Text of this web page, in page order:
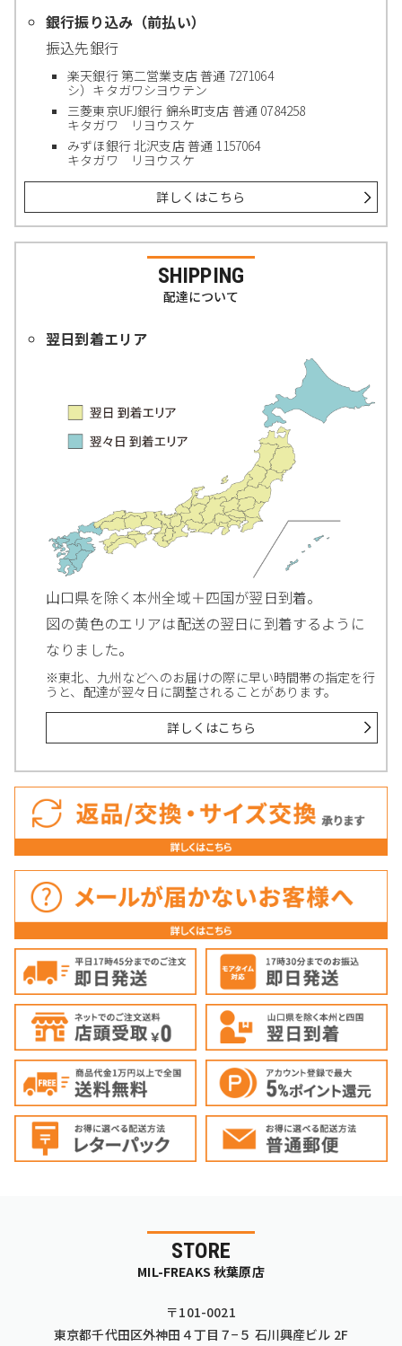
銀行振り込み（前払い）
振込先銀行
楽天銀行 第二営業支店 普通 7271064
シ）キタガワシヨウテン
三菱東京UFJ銀行 錦糸町支店 普通 0784258
キタガワ リヨウスケ
みずほ銀行 北沢支店 普通 1157064
キタガワ リヨウスケ
詳しくはこちら
SHIPPING
配達について
翌日到着エリア
山口県を除く本州全域＋四国が翌日到着。
図の黄色のエリアは配送の翌日に到着するように
なりました。
※東北、九州などへのお届けの際に早い時間帯の指定を行
うと、配達が翌々日に調整されることがあります。
詳しくはこちら
STORE
MIL-FREAKS 秋葉原店
〒101-0021
東京都千代田区外神田４丁目７−５ 石川興産ビル 2F